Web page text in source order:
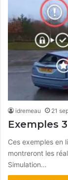
idremeau 21
Exemples
Ces exemples en
montreront les
Simulation…